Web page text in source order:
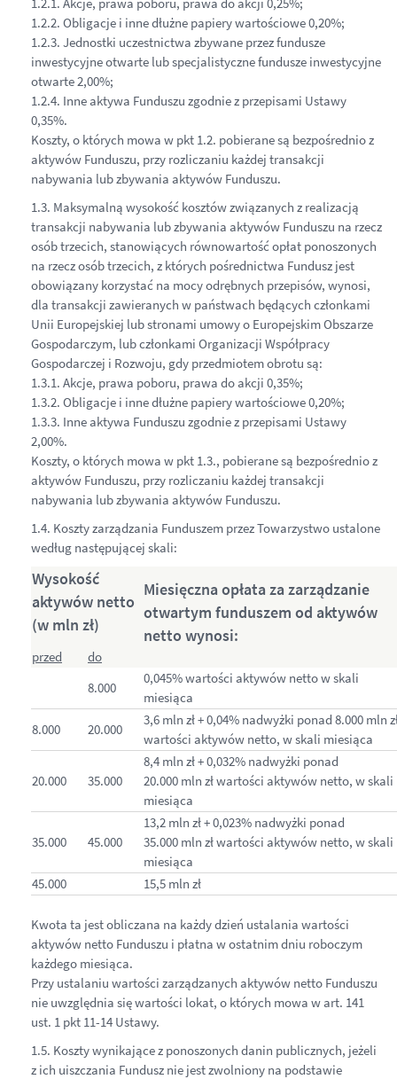
1.2.2. Obligacje i inne dłużne papiery wartościowe 0,20%;
1.2.3. Jednostki uczestnictwa zbywane przez fundusze
inwestycyjne otwarte lub specjalistyczne fundusze inwestycyjne
otwarte 2,00%;
1.2.4. Inne aktywa Funduszu zgodnie z przepisami Ustawy
0,35%.
Koszty, o których mowa w pkt 1.2. pobierane są bezpośrednio z
aktywów Funduszu, przy rozliczaniu każdej transakcji
nabywania lub zbywania aktywów Funduszu.
1.3. Maksymalną wysokość kosztów związanych z realizacją
transakcji nabywania lub zbywania aktywów Funduszu na rzecz
osób trzecich, stanowiących równowartość opłat ponoszonych
na rzecz osób trzecich, z których pośrednictwa Fundusz jest
obowiązany korzystać na mocy odrębnych przepisów, wynosi,
dla transakcji zawieranych w państwach będących członkami
Unii Europejskiej lub stronami umowy o Europejskim Obszarze
Gospodarczym, lub członkami Organizacji Współpracy
Gospodarczej i Rozwoju, gdy przedmiotem obrotu są:
1.3.1. Akcje, prawa poboru, prawa do akcji 0,35%;
1.3.2. Obligacje i inne dłużne papiery wartościowe 0,20%;
1.3.3. Inne aktywa Funduszu zgodnie z przepisami Ustawy
2,00%.
Koszty, o których mowa w pkt 1.3., pobierane są bezpośrednio z
aktywów Funduszu, przy rozliczaniu każdej transakcji
nabywania lub zbywania aktywów Funduszu.
1.4. Koszty zarządzania Funduszem przez Towarzystwo ustalone
według następującej skali:
Wysokość
aktywów netto
(w mln zł)
Miesięczna opłata za zarządzanie
otwartym funduszem od aktywów
netto wynosi:
przed
do
8.000
0,045% wartości aktywów netto w skali
miesiąca
8.000
20.000
3,6 mln zł + 0,04% nadwyżki ponad 8.000 mln
wartości aktywów netto, w skali miesiąca
20.000 35.000
8,4 mln zł + 0,032% nadwyżki ponad
20.000 mln zł wartości aktywów netto, w skali
miesiąca
35.000 45.000
13,2 mln zł + 0,023% nadwyżki ponad
35.000 mln zł wartości aktywów netto, w skali
miesiąca
45.000
15,5 mln zł
Kwota ta jest obliczana na każdy dzień ustalania wartości
aktywów netto Funduszu i płatna w ostatnim dniu roboczym
każdego miesiąca.
Przy ustalaniu wartości zarządzanych aktywów netto Funduszu
nie uwzględnia się wartości lokat, o których mowa w art. 141
ust. 1 pkt 11-14 Ustawy.
1.5. Koszty wynikające z ponoszonych danin publicznych, jeżeli
z ich uiszczania Fundusz nie jest zwolniony na podstawie